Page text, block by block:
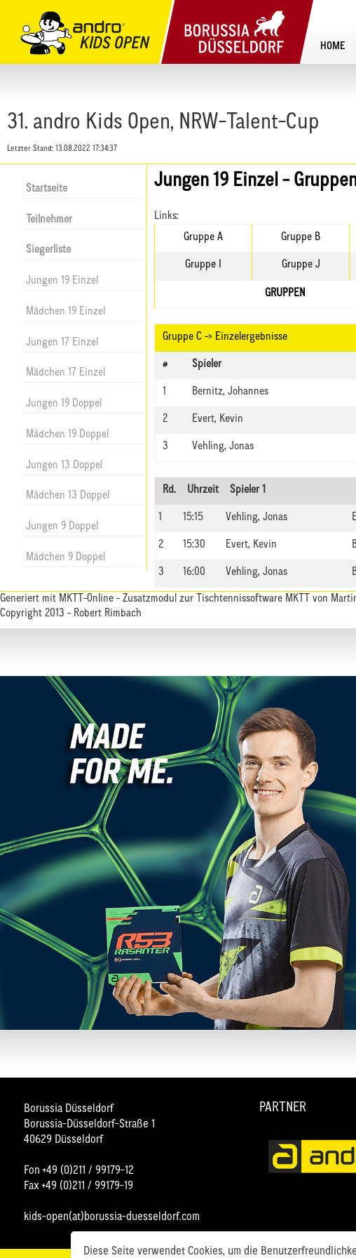
HOME
31. andro Kids Open, NRW-Talent-Cup
Letzter Stand: 13.08.2022 17:34:37
Startseite
Teilnehmer
Siegerliste
Jungen 19 Einzel
Mädchen 19 Einzel
Jungen 17 Einzel
Mädchen 17 Einzel
Jungen 19 Doppel
Mädchen 19 Doppel
Jungen 13 Doppel
Mädchen 13 Doppel
Jungen 9 Doppel
Mädchen 9 Doppel
Jungen 19 Einzel -
Links:
Gruppe A
Gruppe B
Gruppe I Gruppe J
GRUPPEN
Gruppe C -> Einzelergebnisse
# Spieler
1 Bernitz, Johannes
2 Evert, Kevin
3 Vehling, Jonas
Rd. Uhrzeit Spieler 1
1 15:15 Vehling, Jonas
2 15:30 Evert, Kevin
3 16:00 Vehling, Jonas
Generiert mit MKTT-Online - Zusatzmodul zur Tischtennissoftware MKTT
von
Copyright 2013 - Robert Rimbach
Borussia Düsseldorf
Borussia-Düsseldorf-Straße 1
40629 Düsseldorf
Fon +49 (0)211 / 99179-12
Fax +49 (0)211 / 99179-19
kids-open(at)borussia-duesseldorf.com
PARTNER
Diese Seite verwendet Cookies, um die